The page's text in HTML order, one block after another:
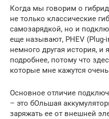
Когда мы говорим о
не только классические
самозарядкой, но и
еще называют, PHEV (Plug-
немного другая история, и
подробнее, потому что
которые мне кажутся
Основное отличие
– это бОльшая
заряжать ее от внешней